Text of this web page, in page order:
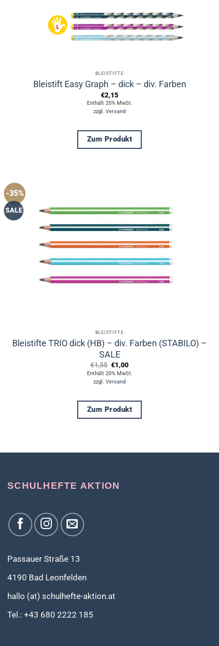
gewählt
werden
BLEISTIFTE
Bleistift Easy Graph – dick – div. Farben
€2,15
Enthält 20% MwSt.
zzgl. Versand
Zum Produkt
Die
Optionen
auf
Produktseite
gewählt
-35%
SALE
BLEISTIFTE
Bleistifte TRIO dick (HB) – div. Farben (STABILO) –
SALE
€1,55 Ursprünglicher
Preis
war:
€1,55
€1,00Aktueller
Preis
ist:
Enthält 20% MwSt.
zzgl. Versand
Zum Produkt
mehrere
Die
SCHULHEFTE AKTION
Passauer Straße 13
4190 Bad Leonfelden
hallo (at) schulhefte-aktion.at
Tel.: +43 680 2222 185